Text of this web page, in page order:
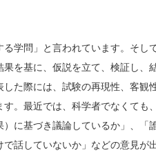
学問」と言われています。そし
を基に、仮説を立て、検証し、
た際には、試験の再現性、客観
。最近では、科学者でなくても
に基づき議論しているか」、「
話していないか」などの意見が